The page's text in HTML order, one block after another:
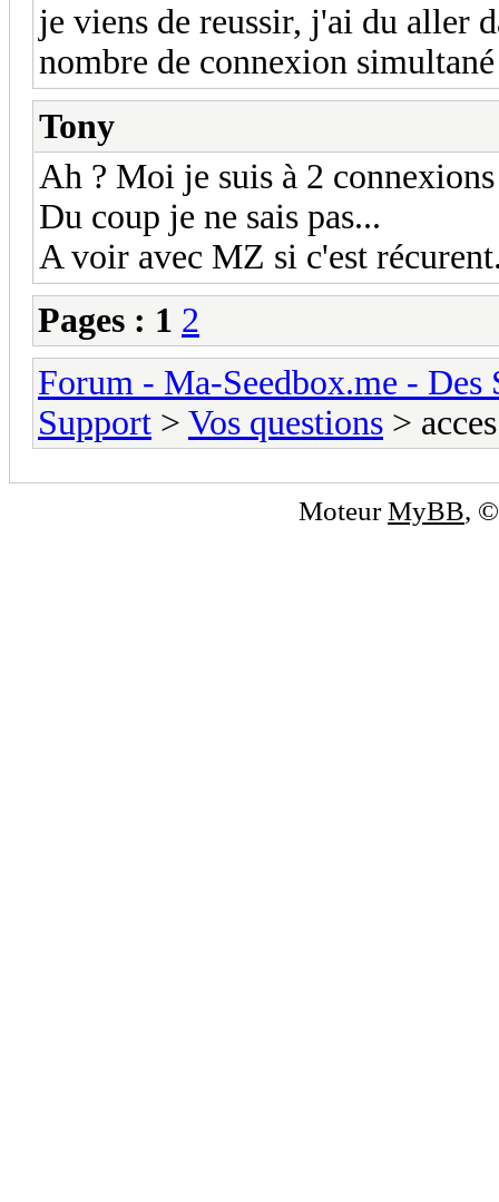
je viens de reussir, j'ai du aller
nombre de connexion
Tony
Ah ? Moi je suis à 2
Du coup je ne sais pas...
A voir avec MZ si c'est
Pages : 1 2
Forum - Ma-Seedbox.me - Des
Support > Vos questions >
MoteurMyBB,